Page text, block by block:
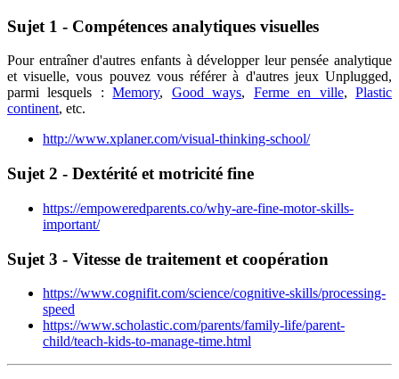
Sujet 1 - Compétences analytiques visuelles
Pour entraîner d'autres enfants à développer leur pensée analytique
et visuelle, vous pouvez vous référer à d'autres jeux Unplugged,
parmi lesquels :Memory, Good ways, Ferme en ville,Plastic
continent, etc.
http://www.xplaner.com/visual-thinking-school/
Sujet 2 - Dextérité et motricité fine
https://empoweredparents.co/why-are-fine-motor-skills-
important/
Sujet 3 - Vitesse de traitement et coopération
https://www.cognifit.com/science/cognitive-skills/processing-
speed
https://www.scholastic.com/parents/family-life/parent-
child/teach-kids-to-manage-time.html